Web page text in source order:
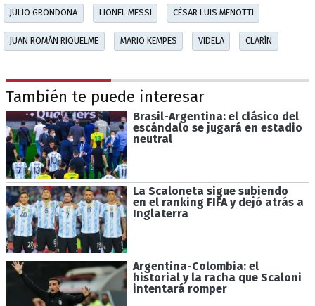
JULIO GRONDONA LIONEL MESSI CÉSAR LUIS MENOTTI
JUAN ROMÁN RIQUELME MARIO KEMPES VIDELA CLARÍN
También te puede interesar
Brasil-Argentina: el clásico del
escándalo se jugará en estadio
neutral
La Scaloneta sigue subiendo
en el ranking FIFA y dejó atrás a
Inglaterra
Argentina-Colombia: el
historial y la racha que Scaloni
intentará romper